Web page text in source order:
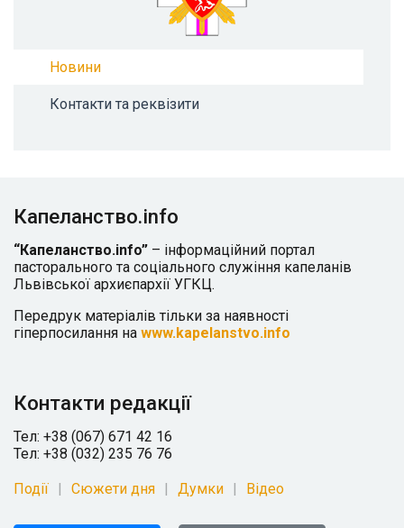
Новини
Контакти та реквізити
Капеланство.info
“Капеланство.info” – інформаційний портал
пасторального та соціального служіння капеланів
Львівської архиєпархії УГКЦ.
Передрук матеріалів тільки за наявності
гіперпосилання на www.kapelanstvo.info
Контакти редакції
Тел: +38 (067) 671 42 16
Тел: +38 (032) 235 76 76
Події Сюжети дня Думки Відео